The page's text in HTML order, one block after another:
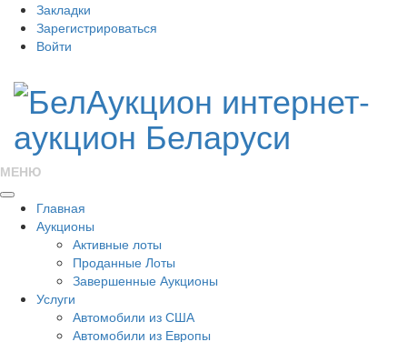
Закладки
Зарегистрироваться
Войти
МЕНЮ
Главная
Аукционы
Активные лоты
Проданные Лоты
Завершенные Аукционы
Услуги
Автомобили из США
Автомобили из Европы